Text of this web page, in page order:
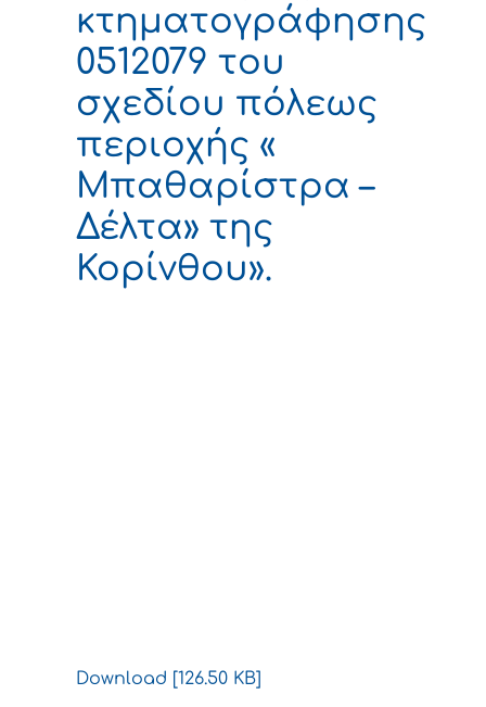
κτηματογράφησης
0512079 του
σχεδίου πόλεως
περιοχής «
Μπαθαρίστρα –
Δέλτα» της
Κορίνθου».
Download [126.50 KB]